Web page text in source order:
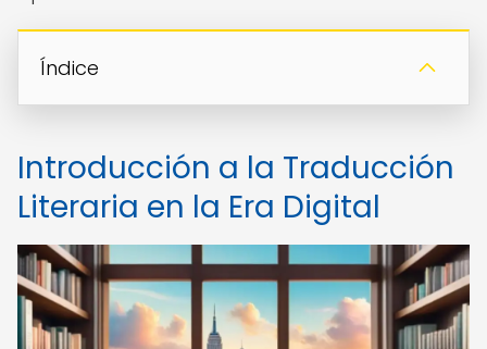
Índice
Introducción a la Traducción
Literaria en la Era Digital